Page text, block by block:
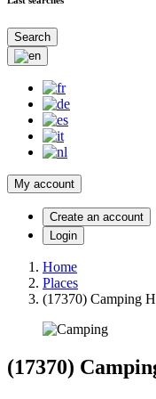
Search
My account
Create an account
Login
Home
Places
(17370) Camping
(17370)